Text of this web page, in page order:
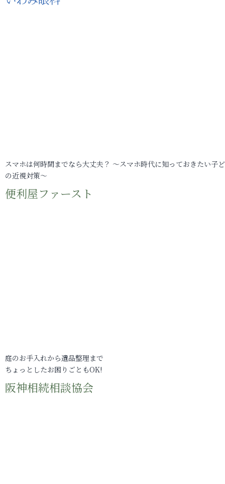
スマホは何時間までなら大丈夫？ ～スマホ時代に知っておきたい子
の近視対策～
便利屋ファースト
庭のお手入れから遺品整理まで
ちょっとしたお困りごともOK!
阪神相続相談協会